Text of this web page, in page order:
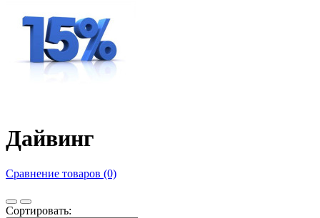
Дайвинг
Сравнение товаров (0)
Сортировать: